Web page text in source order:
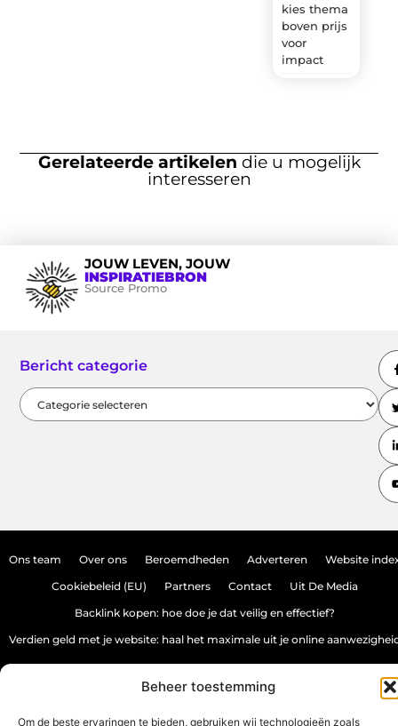
Beheer toestemming
Om de beste ervaringen te bieden, gebruiken wij technologieën zoals
kies thema
boven prijs
voor
impact
Gerelateerde artikelen die u mogelijk
interesseren
JOUW LEVEN, JOUW
INSPIRATIEBRON
Source Promo
Bericht categorie
Ons team Over ons Beroemdheden Adverteren Website
Cookiebeleid (EU) Partners Contact Uit De Media
Backlink kopen: hoe doe je dat veilig en effectief?
Verdien geld met je website: haal het maximale uit je online
All Rights Reserved © 2025